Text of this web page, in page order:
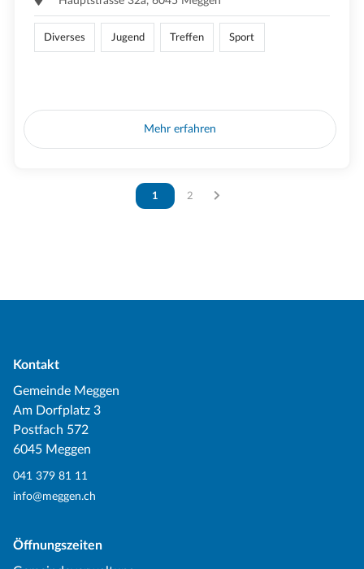
Diverses Jugend Treffen Sport
Mehr erfahren
Vous êtes sur la page
1 Vous êtes sur la page
2
Kontakt
Gemeinde Meggen
Am Dorfplatz 3
Postfach 572
6045 Meggen
041 379 81 11
info@meggen.ch
Öffnungszeiten